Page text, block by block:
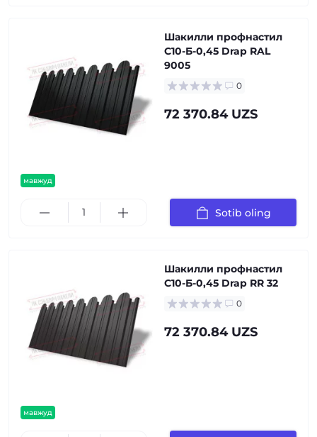
мавжуд
Шакилли профнастил
С10-Б-0,45 Drap RAL
9005
0
72 370.84 UZS
Sotib oling
мавжуд
Шакилли профнастил
С10-Б-0,45 Drap RR 32
0
72 370.84 UZS